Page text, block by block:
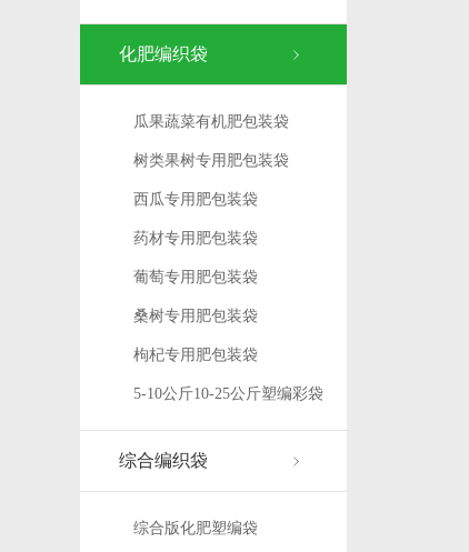
化肥编织袋
瓜果蔬菜有机肥包装袋
树类果树专用肥包装袋
西瓜专用肥包装袋
药材专用肥包装袋
葡萄专用肥包装袋
桑树专用肥包装袋
枸杞专用肥包装袋
5-10公斤10-25公斤塑编彩袋
综合编织袋
综合版化肥塑编袋